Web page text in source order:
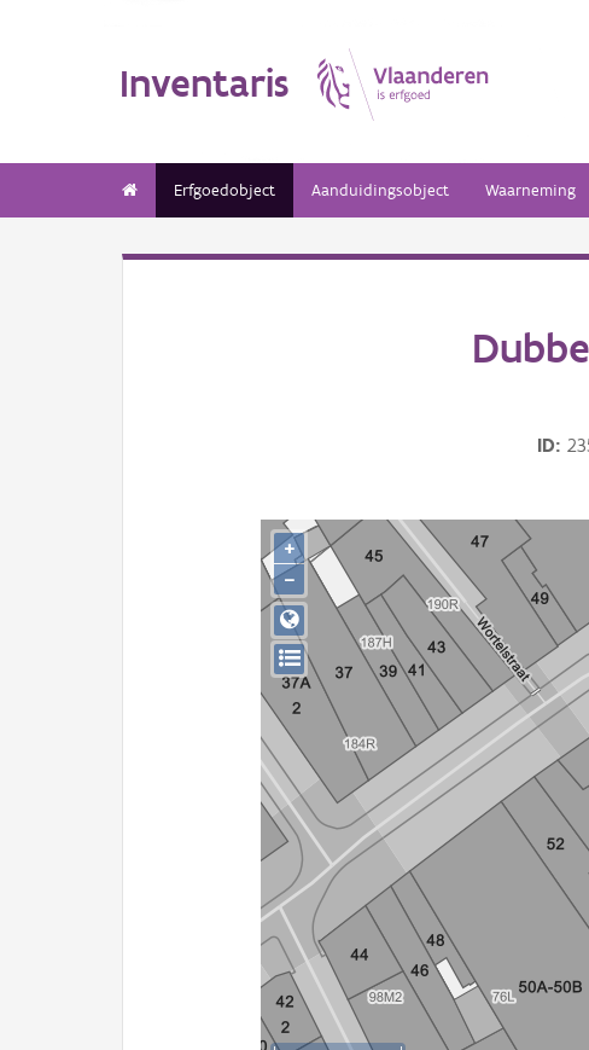
Inventaris
Erfgoedobject Aanduidingsobject Waarneming
ID
+
−